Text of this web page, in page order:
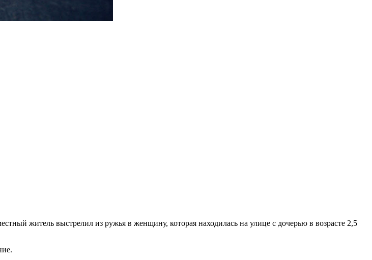
житель выстрелил из ружья в женщину, которая находилась на улице с дочерью в возрасте 2,5